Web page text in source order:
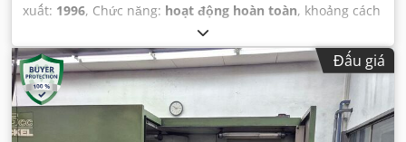
xuất: 1996, Chức năng: hoạt động hoàn toàn, khoảng cách
, khoảng cách di chuyển trục Y:
400 mm, khoảng cách di chuyển trục Z:400 mm, chiều
rộng bàn:300 mm, chiều dài bàn:450 mm, Đấu giá